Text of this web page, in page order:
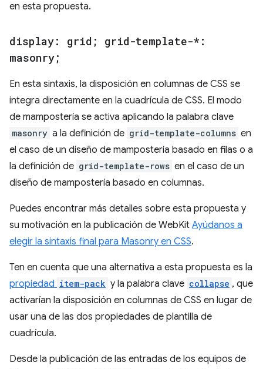
en esta propuesta.
display: grid; grid-template-*:
masonry;
En esta sintaxis, la disposición en columnas de CSS se
integra directamente en la cuadrícula de CSS. El modo
de mampostería se activa aplicando la palabra clave
masonry a la definición de grid-template-columns en
el caso de un diseño de mampostería basado en filas o a
la definición de grid-template-rows en el caso de un
diseño de mampostería basado en columnas.
Puedes encontrar más detalles sobre esta propuesta y
su motivación en la publicación de WebKit Ayúdanos a
elegir la sintaxis final para Masonry en CSS.
Ten en cuenta que una alternativa a esta propuesta es la
propiedad item-pack y la palabra clave collapse , que
activarían la disposición en columnas de CSS en lugar de
usar una de las dos propiedades de plantilla de
cuadrícula.
Desde la publicación de las entradas de los equipos de